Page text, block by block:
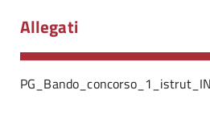
Allegati